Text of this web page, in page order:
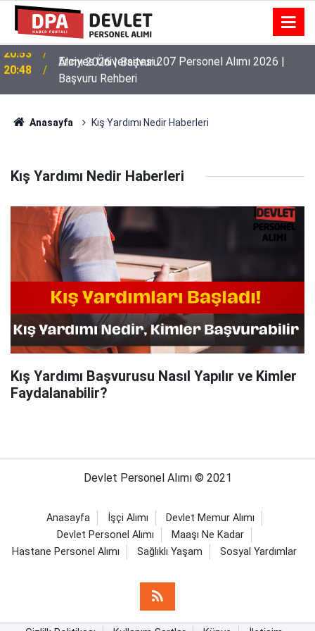
20:53
Karamanoğlu Mehmetbey Üniversitesi 36 Personel
Alımı 2026 | Başvuru
20:48
Erciyes Üniversitesi 207 Personel Alımı 2026 |
Başvuru Rehberi
Anasayfa Kış Yardımı Nedir Haberleri
Kış Yardımı Nedir Haberleri
Kış Yardımı Başvurusu Nasıl Yapılır ve Kimler
Faydalanabilir?
Devlet Personel Alımı © 2021
Anasayfa İşçi Alımı
Devlet Memur Alımı
Devlet Personel Alımı
Maaşı Ne Kadar
Hastane Personel Alımı
Sağlıklı Yaşam Sosyal Yardımlar